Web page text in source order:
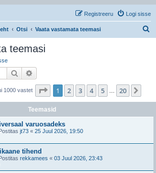
Logi sisse
Registreeru
Otsi Vaata vastamata teemasi
teemasi
Otsi
1000 vastet 1 . leht20 -st
1 2 3 4 5 20
Teemasid
varuosadeks
jt73 « 25 Juul 2026, 19:50
tihend
rekkamees « 03 Juul 2026, 23:43